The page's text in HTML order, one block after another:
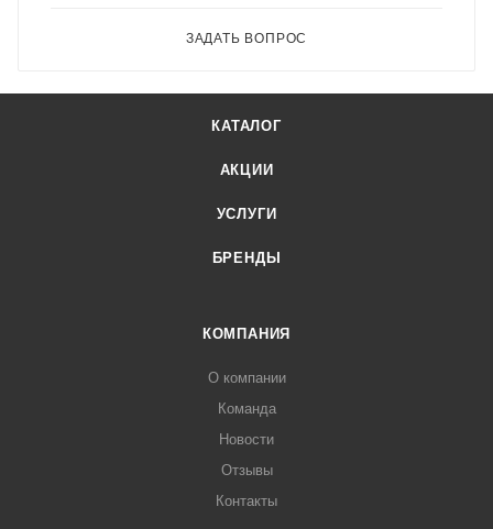
ЗАДАТЬ ВОПРОС
КАТАЛОГ
АКЦИИ
УСЛУГИ
БРЕНДЫ
КОМПАНИЯ
О компании
Команда
Новости
Отзывы
Контакты